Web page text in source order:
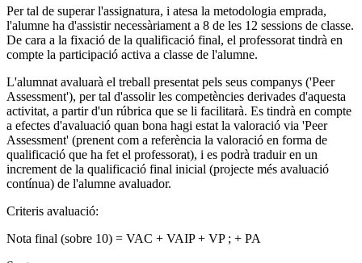
Per tal de superar l'assignatura, i atesa la metodologia emprada,
l'alumne ha d'assistir necessàriament a 8 de les 12 sessions de classe.
De cara a la fixació de la qualificació final, el professorat tindrà en
compte la participació activa a classe de l'alumne.
L'alumnat avaluarà el treball presentat pels seus companys ('Peer
Assessment'), per tal d'assolir les competències derivades d'aquesta
activitat, a partir d'un rúbrica que se li facilitarà. Es tindrà en compte
a efectes d'avaluació quan bona hagi estat la valoració via 'Peer
Assessment' (prenent com a referència la valoració en forma de
qualificació que ha fet el professorat), i es podrà traduir en un
increment de la qualificació final inicial (projecte més avaluació
contínua) de l'alumne avaluador.
Criteris avaluació:
Nota final (sobre 10) = VAC + VAIP + VP ; + PA